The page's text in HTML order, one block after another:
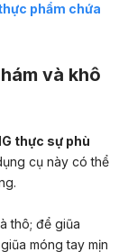
phẩm chứa
và khô
thực sự phù
cụ này có thể
thô; để giũa
móng tay mịn